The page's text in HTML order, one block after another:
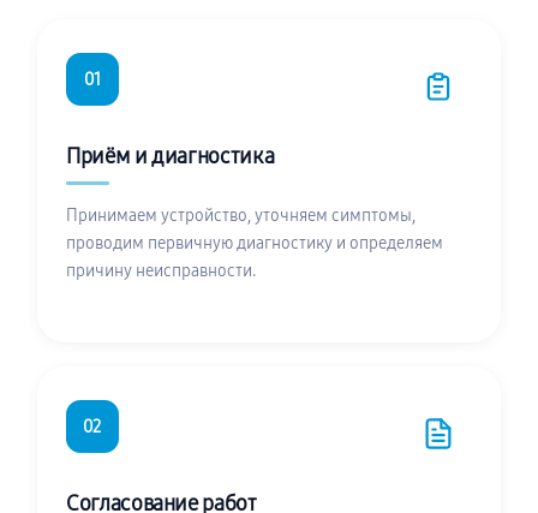
01
Приём и диагностика
Принимаем устройство, уточняем симптомы,
проводим первичную диагностику и определяем
причину неисправности.
02
Согласование работ